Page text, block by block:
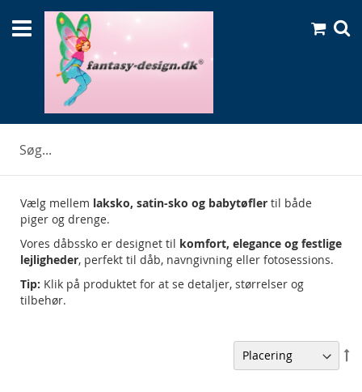
to
Content
Min
Dåbssko til baby
Vælg mellem laksko, satin-sko og babytøfler til både
piger og drenge.
Vores dåbssko er designet til komfort, elegance og festlige
lejligheder, perfekt til dåb, navngivning eller fotosessions.
Tip: Klik på produktet for at se detaljer, størrelser og
tilbehør.